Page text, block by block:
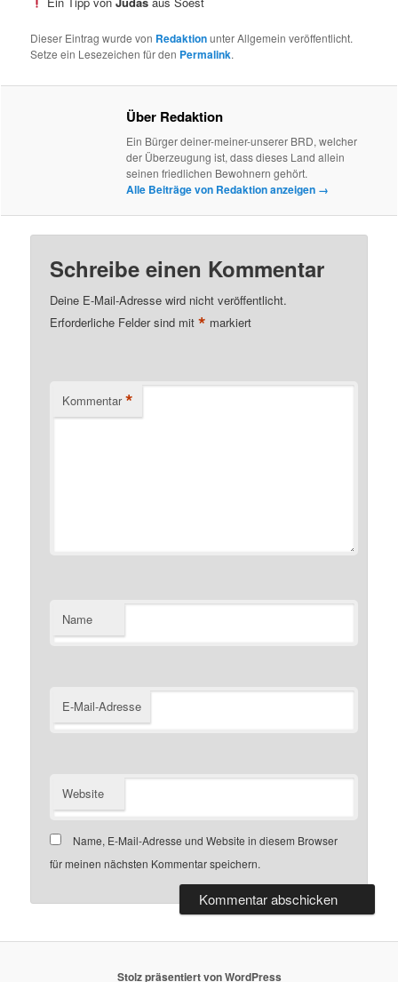
Dieser Eintrag wurde von Redaktionunter Allgemein veröffentlicht.
Setze ein Lesezeichen für den Permalink.
Über Redaktion
Ein Bürger deiner-meiner-unserer BRD, welcher
der Überzeugung ist, dass dieses Land allein
seinen friedlichen Bewohnern gehört.
Alle Beiträge von Redaktion anzeigen →
Schreibe einen Kommentar
Deine E-Mail-Adresse wird nicht veröffentlicht.
Erforderliche Felder sind mit* markiert
Kommentar *
Name
E-Mail-Adresse
Website
Name, E-Mail-Adresse und Website in diesem Browser
für meinen nächsten Kommentar speichern.
Stolz präsentiert von WordPress